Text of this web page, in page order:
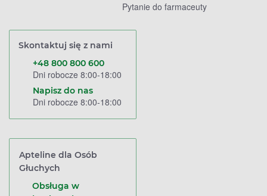
Pytanie do farmaceuty
Skontaktuj się z nami
+48 800 800 600
Dni robocze 8:00-18:00
Napisz do nas
Dni robocze 8:00-18:00
Apteline dla Osób
Głuchych
Obsługa w